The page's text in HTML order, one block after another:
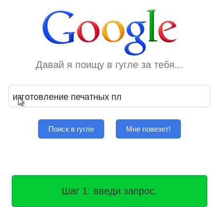
Давай я поищу в гугле за тебя...
Поиск в гугле Мне повезет!
Шаг 1: введи запрос.